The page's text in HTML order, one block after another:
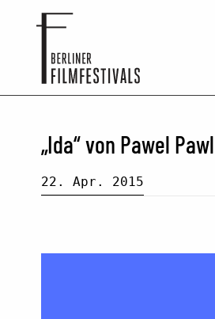
„Ida“ von Pawel
22. Apr. 2015